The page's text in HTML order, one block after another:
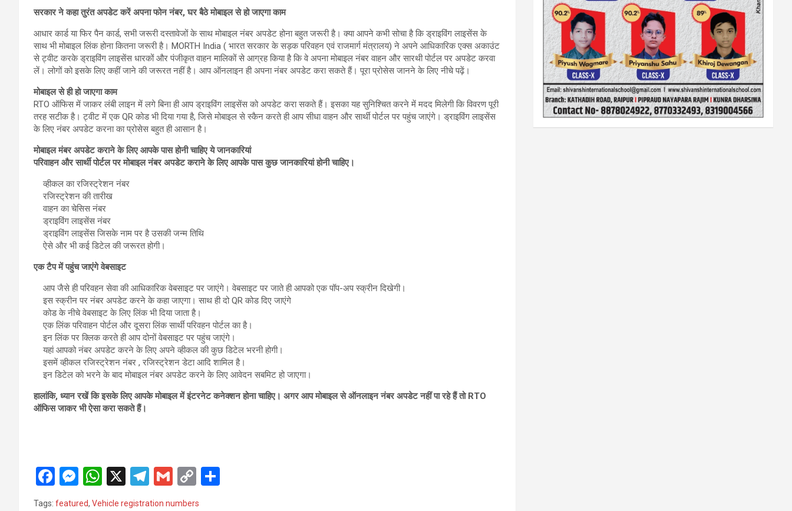
सरकार ने कहा तुरंत अपडेट करें अपना फोन नंबर, घर बैठे मोबाइल से हो जाएगा काम
आधार कार्ड या फिर पैन कार्ड, सभी जरूरी दस्तावेजों के साथ मोबाइल नंबर अपडेट होना बहुत जरूरी है। क्या आपने कभी सोचा है कि ड्राइविंग लाइसेंस के
साथ भी मोबाइल लिंक होना कितना जरूरी है। MORTH India ( भारत सरकार के सड़क परिवहन एवं राजमार्ग मंत्रालय) ने अपने आधिकारिक एक्स अकाउंट
से ट्वीट करके ड्राइविंग लाइसेंस धारकों और पंजीकृत वाहन मालिकों से आग्रह किया है कि वे अपना मोबाइल नंबर वाहन और सारथी पोर्टल पर अपडेट करवा
लें। लोगों को इसके लिए कहीं जाने की जरूरत नहीं है। आप ऑनलाइन ही अपना नंबर अपडेट करा सकते हैं। पूरा प्रोसेस जानने के लिए नीचे पढ़ें।
मोबाइल से ही हो जाएगा काम
RTO ऑफिस में जाकर लंबी लाइन में लगे बिना ही आप ड्राइविंग लाइसेंस को अपडेट करा सकते हैं। इसका यह सुनिश्चित करने में मदद मिलेगी कि विवरण पूरी
तरह सटीक है। ट्वीट में एक QR कोड भी दिया गया है, जिसे मोबाइल से स्कैन करते ही आप सीधा वाहन और सार्थी पोर्टल पर पहुंच जाएंगे। ड्राइविंग लाइसेंस
के लिए नंबर अपडेट करना का प्रोसेस बहुत ही आसान है।
मोबाइल मंबर अपडेट कराने के लिए आपके पास होनी चाहिए ये जानकारियां
परिवाहन और सार्थी पोर्टल पर मोबाइल नंबर अपडेट कराने के लिए आपके पास कुछ जानकारियां होनी चाहिए।
व्हीकल का रजिस्ट्रेशन नंबर
रजिस्ट्रेशन की तारीख
वाहन का चेसिस नंबर
ड्राइविंग लाइसेंस नंबर
ड्राइविंग लाइसेंस जिसके नाम पर है उसकी जन्म तिथि
ऐसे और भी कई डिटेल की जरूरत होगी।
एक टैप में पहुंच जाएंगे वेबसाइट
आप जैसे ही परिवहन सेवा की आधिकारिक वेबसाइट पर जाएंगे। वेबसाइट पर जाते ही आपको एक पॉप-अप स्क्रीन दिखेगी।
इस स्क्रीन पर नंबर अपडेट करने के कहा जाएगा। साथ ही दो QR कोड दिए जाएंगे
कोड के नीचे वेबसाइट के लिए लिंक भी दिया जाता है।
एक लिंक परिवाहन पोर्टल और दूसरा लिंक सार्थी परिवहन पोर्टल का है।
इन लिंक पर क्लिक करते ही आप दोनों वेबसाइट पर पहुंच जाएंगे।
यहां आपको नंबर अपडेट करने के लिए अपने व्हीकल की कुछ डिटेल भरनी होगी।
इसमें व्हीकल रजिस्ट्रेशन नंबर , रजिस्ट्रेशन डेटा आदि शामिल है।
इन डिटेल को भरने के बाद मोबाइल नंबर अपडेट करने के लिए आवेदन सबमिट हो जाएगा।
हालांकि, ध्यान रखें कि इसके लिए आपके मोबाइल में इंटरनेट कनेक्शन होना चाहिए। अगर आप मोबाइल से ऑनलाइन नंबर अपडेट नहीं पा रहे हैं तो RTO
ऑफिस जाकर भी ऐसा करा सकते हैं।
F
a
M
es
W
h
X
T
el
G
m
C
Tags: featured, Vehicle registration numbers